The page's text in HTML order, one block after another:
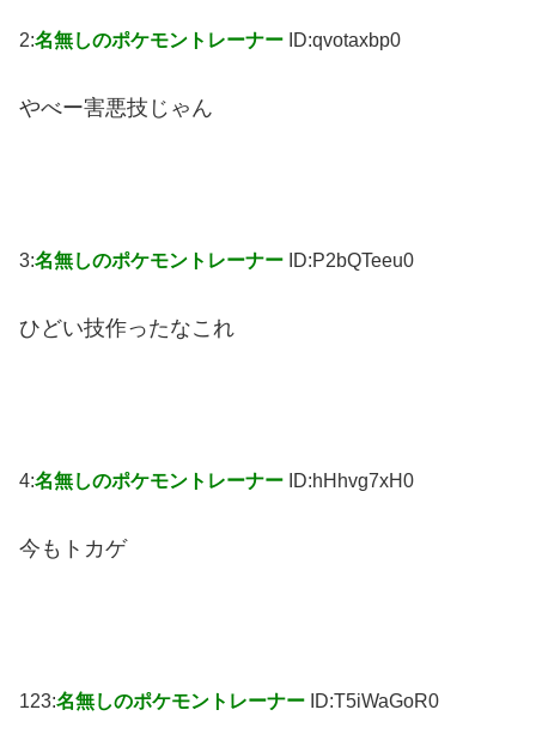
2:名無しのポケモントレーナー ID:qvotaxbp0
やべー害悪技じゃん
3:名無しのポケモントレーナー ID:P2bQTeeu0
ひどい技作ったなこれ
4:名無しのポケモントレーナー ID:hHhvg7xH0
今もトカゲ
123:名無しのポケモントレーナー ID:T5iWaGoR0